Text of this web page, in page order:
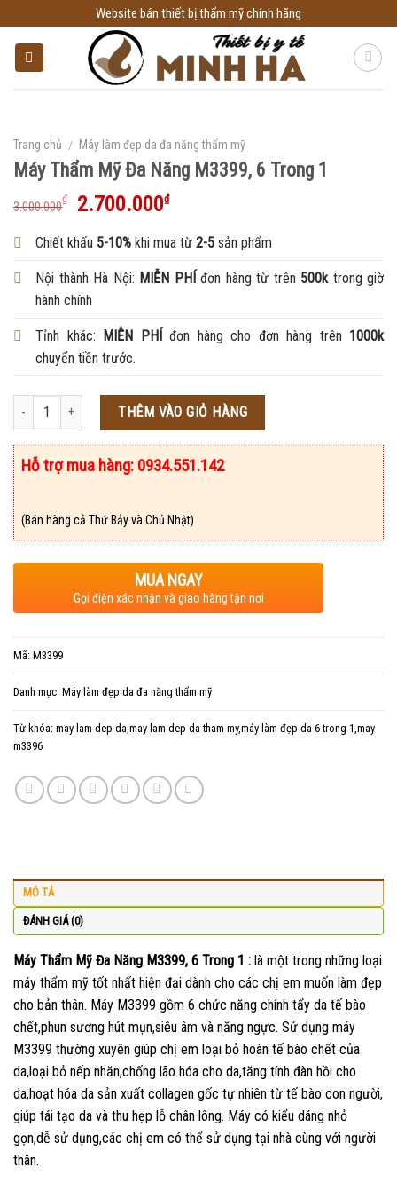
to
content
Website bán thiết bị thẩm mỹ chính hãng
Trang chủ / Máy làm đẹp da đa năng thẩm mỹ
Máy Thẩm Mỹ Đa Năng M3399, 6 Trong 1
3.000.000₫ 2.700.000₫
Chiết khấu 5-10% khi mua từ 2-5 sản phẩm
Nội thành Hà Nội: MIỄN PHÍđơn hàng từ trên 500k trong giờ
hành chính
Tỉnh khác: MIỄN PHÍđơn hàng cho đơn hàng trên 1000k
chuyển tiền trước.
Số lượng THÊM VÀO GIỎ HÀNG
Hỗ trợ mua hàng: 0934.551.142
(Bán hàng cả Thứ Bảy và Chủ Nhật)
MUA NGAY
Gọi điện xác nhận và giao hàng tận nơi
Mã: M3399
Danh mục: Máy làm đẹp da đa năng thẩm mỹ
Từ khóa: may lam dep da,may lam dep da tham my,máy làm đẹp da 6 trong 1,may
m3396
MÔ TẢ
ĐÁNH GIÁ (0)
Máy Thẩm Mỹ Đa Năng M3399, 6 Trong 1 : là một trong những loại
máy thẩm mỹ tốt nhất hiện đại dành cho các chị em muốn làm đẹp
cho bản thân. Máy M3399 gồm 6 chức năng chính tẩy da tế bào
chết,phun sương hút mụn,siêu âm và năng ngực. Sử dụng máy
M3399 thường xuyên giúp chị em loại bỏ hoàn tế bào chết của
da,loại bỏ nếp nhăn,chống lão hóa cho da,tăng tính đàn hồi cho
da,hoạt hóa da sản xuất collagen gốc tự nhiên từ tế bào con người,
giúp tái tạo da và thu hẹp lỗ chân lông. Máy có kiểu dáng nhỏ
gọn,dễ sử dụng,các chị em có thể sử dụng tại nhà cùng với người
thân.